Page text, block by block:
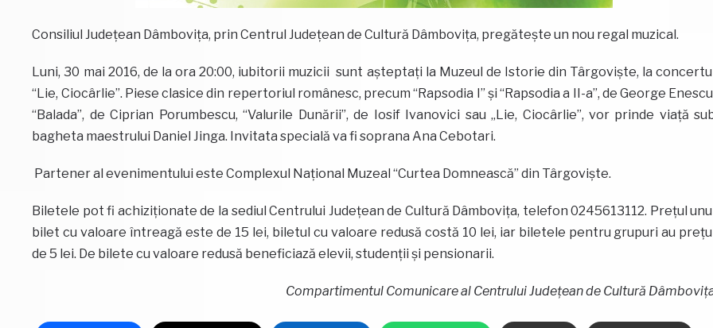
Consiliul Judeţean Dâmboviţa, prin Centrul Judeţean de Cultură Dâmboviţa, pregăteşte un nou regal muzical.
Luni, 30 mai 2016, de la ora 20:00, iubitorii muzicii sunt aşteptaţi la Muzeul de Istorie din Târgovişte, la
“Lie, Ciocârlie”. Piese clasice din repertoriul românesc, precum “Rapsodia I” şi “Rapsodia a II-a”, de George
“Balada”, de Ciprian Porumbescu, “Valurile Dunării”, de Iosif Ivanovici sau „Lie, Ciocârlie”, vor prinde viaţă
bagheta maestrului Daniel Jinga. Invitata specială va fi soprana Ana Cebotari.
Partener al evenimentului este Complexul Naţional Muzeal “Curtea Domnească” din Târgovişte.
Biletele pot fi achiziţionate de la sediul Centrului Judeţean de Cultură Dâmboviţa, telefon 0245613112. Preţul
bilet cu valoare întreagă este de 15 lei, biletul cu valoare redusă costă 10 lei, iar biletele pentru grupuri au
de 5 lei. De bilete cu valoare redusă beneficiază elevii, studenţii şi pensionarii.
Compartimentul Comunicare al Centrului Judeţean de Cultură